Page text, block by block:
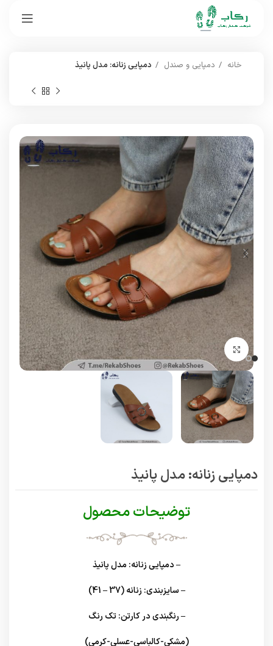
خانه دمپایی و صندل دمپایی زنانه: مدل پانیذ
برای بزرگنمایی کلیک کنید
دمپایی زنانه: مدل پانیذ
توضیحات محصول
– دمپایی زنانه: مدل پانیذ
– سایزبندی: زنانه (37 – 41)
– رنگبندی در کارتن: تک رنگ
(مشکی-کالباسی-عسلی-کرمی)